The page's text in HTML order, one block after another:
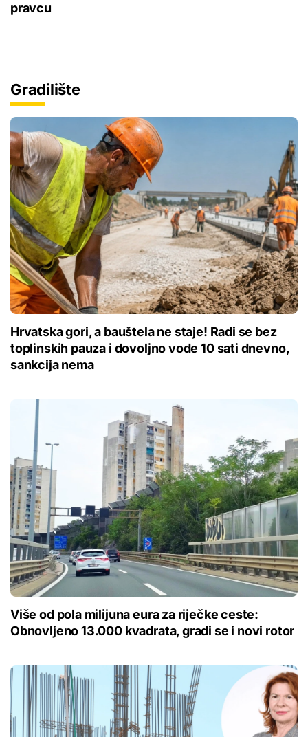
pravcu
Gradilište
Hrvatska gori, a bauštela ne staje! Radi se bez
toplinskih pauza i dovoljno vode 10 sati dnevno,
sankcija nema
Više od pola milijuna eura za riječke ceste:
Obnovljeno 13.000 kvadrata, gradi se i novi rotor